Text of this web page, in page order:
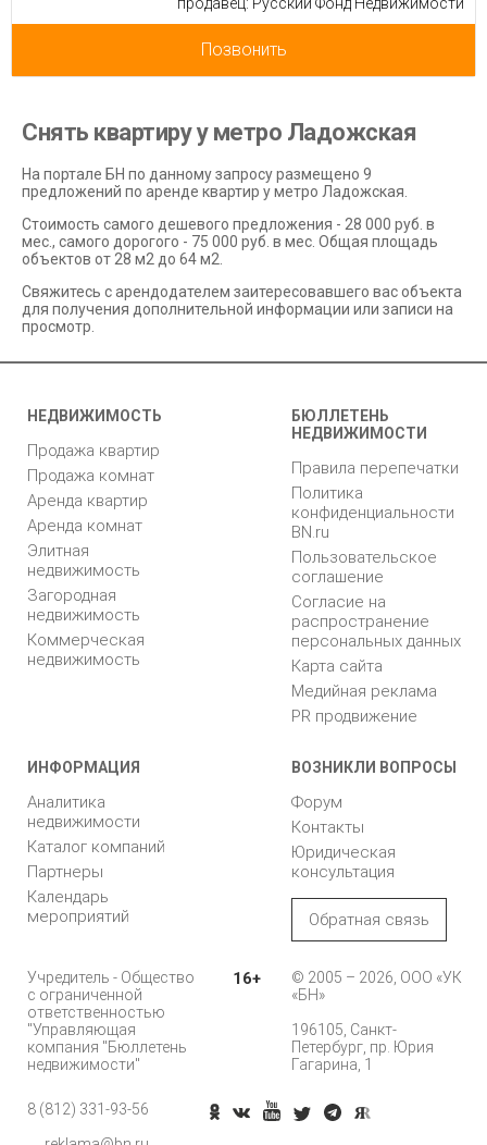
Позвонить
Снять квартиру у метро Ладожская
На портале БН по данному запросу размещено 9
предложений по аренде квартир у метро Ладожская.
Стоимость самого дешевого предложения - 28 000 руб. в
мес., самого дорогого - 75 000 руб. в мес. Общая площадь
объектов от 28 м2 до 64 м2.
Свяжитесь с арендодателем заитересовавшего вас объекта
для получения дополнительной информации или записи на
просмотр.
НЕДВИЖИМОСТЬ
Продажа квартир
Продажа комнат
Аренда квартир
Аренда комнат
Элитная
недвижимость
Загородная
недвижимость
Коммерческая
недвижимость
БЮЛЛЕТЕНЬ
НЕДВИЖИМОСТИ
Правила перепечатки
Политика
конфиденциальности
BN.ru
Пользовательское
соглашение
Согласие на
распространение
персональных данных
Карта сайта
Медийная реклама
PR продвижение
ИНФОРМАЦИЯ
Аналитика
недвижимости
Каталог компаний
Партнеры
Календарь
мероприятий
ВОЗНИКЛИ ВОПРОСЫ
Форум
Контакты
Юридическая
консультация
Обратная связь
Учредитель - Общество
с ограниченной
ответственностью
"Управляющая
компания "Бюллетень
недвижимости"
16+
© 2005 – 2026, ООО «УК
«БН»
196105, Санкт-
Петербург, пр. Юрия
Гагарина, 1
8 (812) 331-93-56